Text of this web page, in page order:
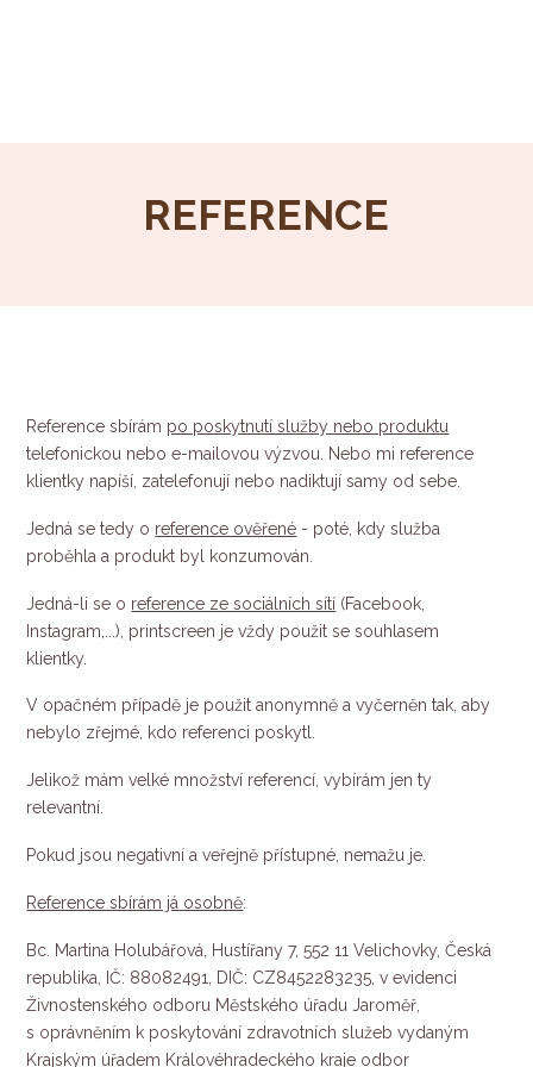
REFERENCE
Reference sbírám po poskytnutí služby nebo produktu
telefonickou nebo e-mailovou výzvou. Nebo mi reference
klientky napíší, zatelefonují nebo nadiktují samy od sebe.
Jedná se tedy o reference ověřené - poté, kdy služba
proběhla a produkt byl konzumován.
Jedná-li se o reference ze sociálních sítí (Facebook,
Instagram,...), printscreen je vždy použit se souhlasem
klientky.
V opačném případě je použit anonymně a vyčerněn tak, aby
nebylo zřejmé, kdo referenci poskytl.
Jelikož mám velké množství referencí, vybírám jen ty
relevantní.
Pokud jsou negativní a veřejně přístupné, nemažu je.
Reference sbírám já osobně:
Bc. Martina Holubářová, Hustířany 7, 552 11 Velichovky, Česká
republika, IČ: 88082491, DIČ: CZ8452283235, v evidenci
Živnostenského odboru Městského úřadu Jaroměř,
s oprávněním k poskytování zdravotních služeb vydaným
Krajským úřadem Královéhradeckého kraje odbor